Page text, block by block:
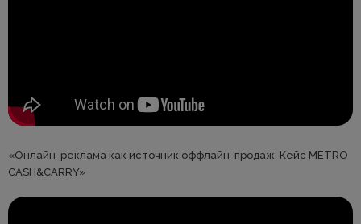
«Онлайн-реклама как источник оффлайн-продаж. Кейс METRO
CASH&CARRY»